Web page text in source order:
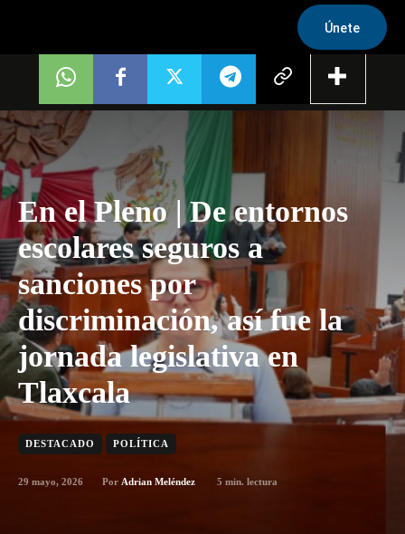
Únete
En el Pleno | De entornos
escolares seguros a
sanciones por
discriminación, así fue la
jornada legislativa en
Tlaxcala
DESTACADO POLÍTICA
29 mayo, 2026 Por Adrian Meléndez 5 min. lectura